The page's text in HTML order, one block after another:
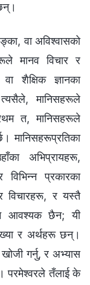
वा अविश्‍वासको
मानव विचार र
शैक्षिक ज्ञानका
मानिसहरूले
त, मानिसहरूले
मानिसहरूप्रतिका
अभिप्रायहरू,
प्रकारका
विचारहरू, र यस्तै
आवश्यक छैन; यी
र अर्थहरू छन्।
गर्नु, र अभ्यास
परमेश्‍वरले तँलाई के